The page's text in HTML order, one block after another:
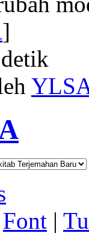
]
detik
Font |